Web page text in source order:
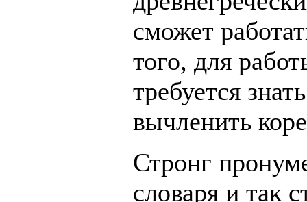
сможет
того, для
требуется
вычленить
Стронг
словаря и так